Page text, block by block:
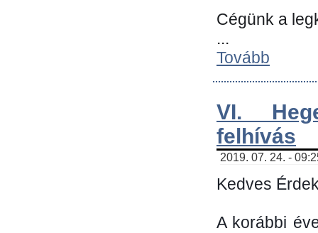
Cégünk a
...
Tovább
VI.
felhívás
2019. 07. 24. -
Kedves
A korábbi